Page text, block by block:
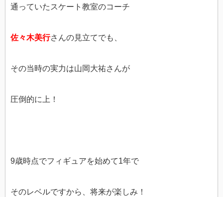
通っていたスケート教室のコーチ
佐々木美行さんの見立てでも、
その当時の実力は山岡大祐さんが
圧倒的に上！
9歳時点でフィギュアを始めて1年で
そのレベルですから、将来が楽しみ！